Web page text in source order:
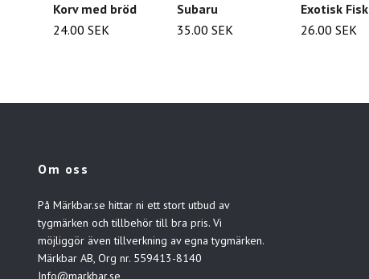
Korv med bröd
24.00 SEK
Subaru
35.00 SEK
Exotisk Fisk
26.00 SEK
Om oss
På Märkbar.se hittar ni ett stort utbud av
tygmärken och tillbehör till bra pris. Vi
möjliggör även tillverkning av egna tygmärken.
Märkbar AB, Org nr. 559413-8140